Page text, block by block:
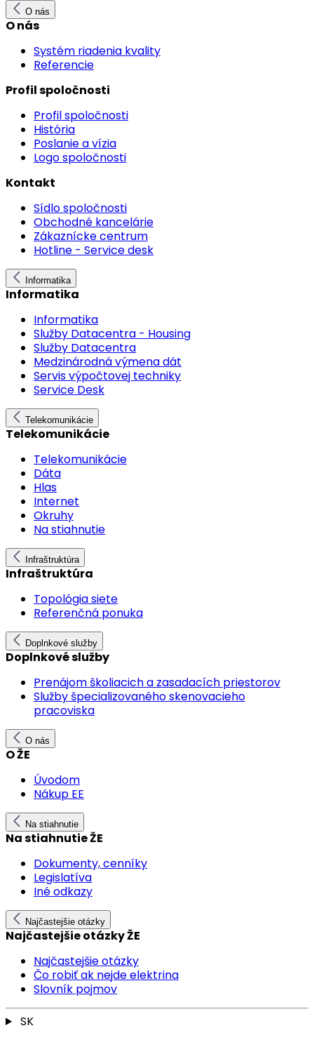
O nás
O nás
Systém riadenia kvality
Referencie
Profil spoločnosti
Profil spoločnosti
História
Poslanie a vízia
Logo spoločnosti
Kontakt
Sídlo spoločnosti
Obchodné kancelárie
Zákaznícke centrum
Hotline - Service desk
Informatika
Informatika
Informatika
Služby Datacentra - Housing
Služby Datacentra
Medzinárodná výmena dát
Servis výpočtovej techniky
Service Desk
Telekomunikácie
Telekomunikácie
Telekomunikácie
Dáta
Hlas
Internet
Okruhy
Na stiahnutie
Infraštruktúra
Infraštruktúra
Topológia siete
Referenčná ponuka
Doplnkové služby
Doplnkové služby
Prenájom školiacich a zasadacích priestorov
Služby špecializovaného skenovacieho
pracoviska
O nás
O ŽE
Úvodom
Nákup EE
Na stiahnutie
Na stiahnutie ŽE
Dokumenty, cenníky
Legislatíva
Iné odkazy
Najčastejšie otázky
Najčastejšie otázky ŽE
Najčastejšie otázky
Čo robiť ak nejde elektrina
Slovník pojmov
SK